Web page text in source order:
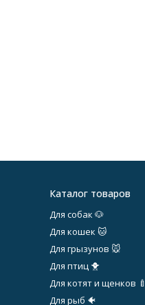
Каталог товаров
Для собак 🐶
Для кошек 🐱
Для грызунов 🐭
Для птиц 🐥
Для котят и щенков 🍼
Для рыб 🐠